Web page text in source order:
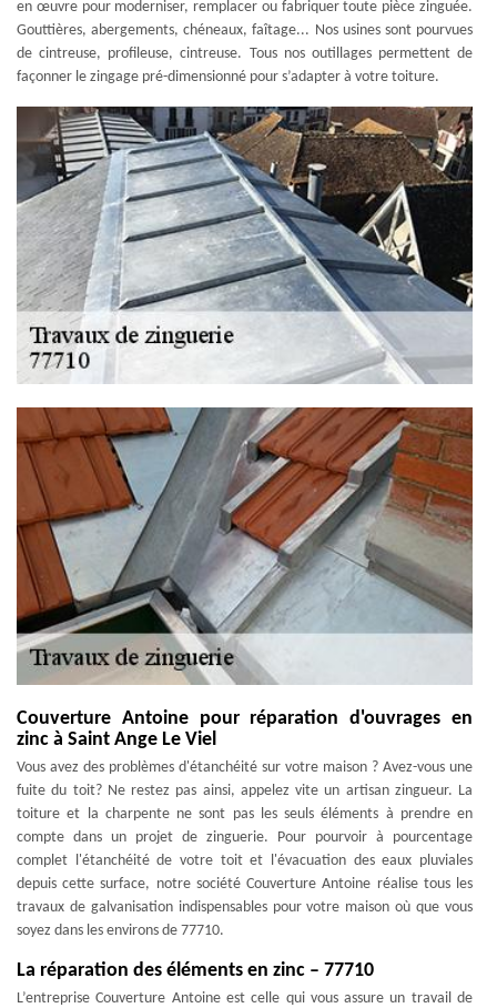
en œuvre pour moderniser, remplacer ou fabriquer toute pièce zinguée.
Gouttières, abergements, chéneaux, faîtage... Nos usines sont pourvues
de cintreuse, profileuse, cintreuse. Tous nos outillages permettent de
façonner le zingage pré-dimensionné pour s’adapter à votre toiture.
Couverture Antoine pour réparation d'ouvrages en
zinc à Saint Ange Le Viel
Vous avez des problèmes d'étanchéité sur votre maison ? Avez-vous une
fuite du toit? Ne restez pas ainsi, appelez vite un artisan zingueur. La
toiture et la charpente ne sont pas les seuls éléments à prendre en
compte dans un projet de zinguerie. Pour pourvoir à pourcentage
complet l'étanchéité de votre toit et l'évacuation des eaux pluviales
depuis cette surface, notre société Couverture Antoine réalise tous les
travaux de galvanisation indispensables pour votre maison où que vous
soyez dans les environs de 77710.
La réparation des éléments en zinc – 77710
L’entreprise Couverture Antoine est celle qui vous assure un travail de